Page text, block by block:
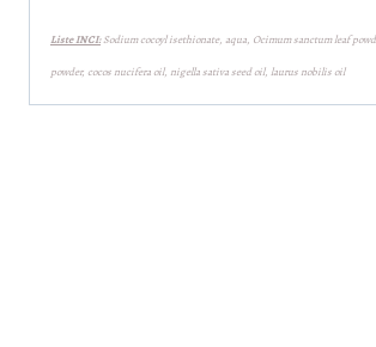
Liste INCI:Sodium cocoyl isethionate, aqua, Ocimum sanctum leaf
powder, cocos nucifera oil, nigella sativa seed oil, laurus nobilis oil